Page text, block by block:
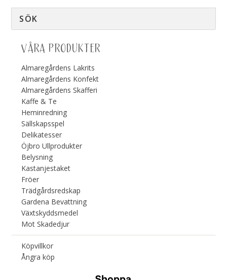
VÅRA PRODUKTER
Almaregårdens Lakrits
Almaregårdens Konfekt
Almaregårdens Skafferi
Kaffe & Te
Heminredning
Sällskapsspel
Delikatesser
Öjbro Ullprodukter
Belysning
Kastanjestaket
Fröer
Trädgårdsredskap
Gardena Bevattning
Växtskyddsmedel
Mot Skadedjur
Köpvillkor
Ångra köp